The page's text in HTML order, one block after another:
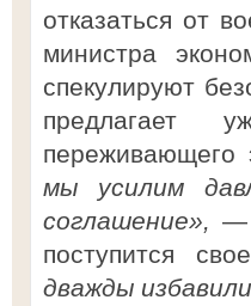
отказаться от
министра
спекулируют
предлагает
переживающего
мы усилим
соглашение», —
поступится
дважды